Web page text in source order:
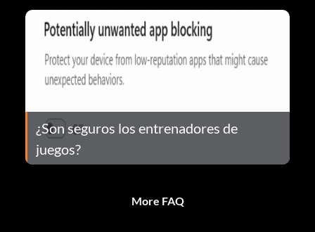
¿Son seguros los entrenadores de
juegos?
More FAQ